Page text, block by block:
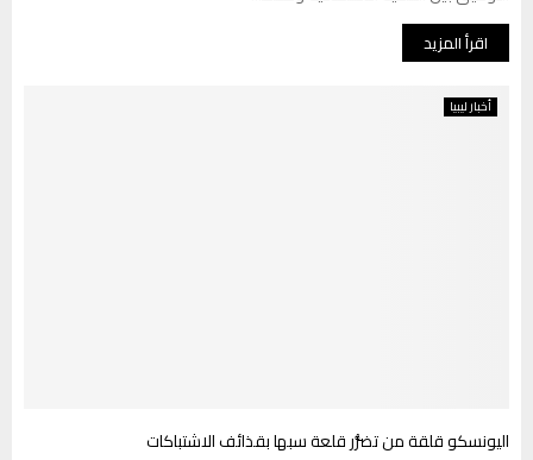
اقرأ المزيد
أخبار ليبيا
اليونسكو قلقة من تضرُّر قلعة سبها بقذائف الاشتباكات